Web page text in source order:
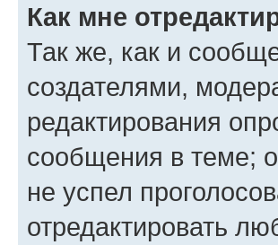
Как мне
Так же, как и
создателями,
редактирования
сообщения в теме;
не успел
отредактировать